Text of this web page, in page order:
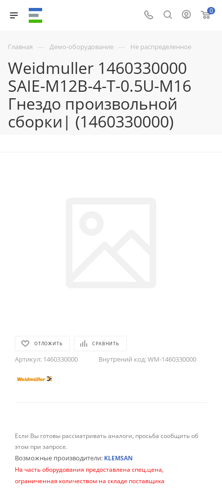
0
Главная — Демо-оборудование — Не распределенное
Weidmuller 1460330000
SAIE-M12B-4-T-0.5U-M16
Гнездо произвольной
сборки| (1460330000)
ОТЛОЖИТЬ СРАВНИТЬ
Артикул: 1460330000 Внутрений код:WM-1460330000
Если Вы готовы рассматривать аналоги, просьба сообщить об
этом при запросе.
Возможные производители: KLEMSAN
На часть оборудования предоставлена спец.цена,
ограниченная количеством на складе поставщика